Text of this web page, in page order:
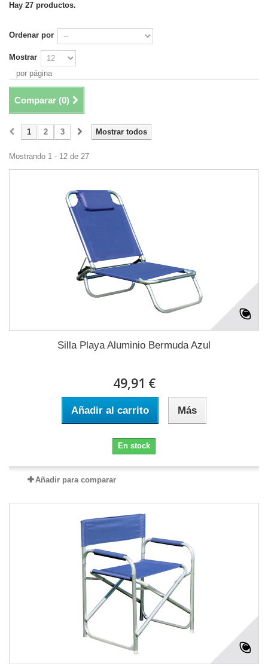
Hay 27 productos.
Ordenar por
Mostrar
por página
Comparar (0)
Mostrar todos
1 2 3
Mostrando 1 - 12 de 27
Silla Playa Aluminio Bermuda Azul
49,91 €
Añadir al carrito Más
En stock
Añadir para comparar